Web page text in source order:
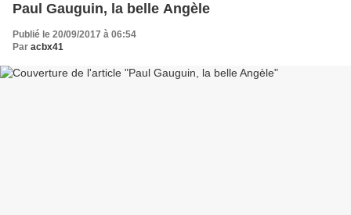
Paul Gauguin, la belle Angèle
Publié le 20/09/2017 à 06:54
Par acbx41